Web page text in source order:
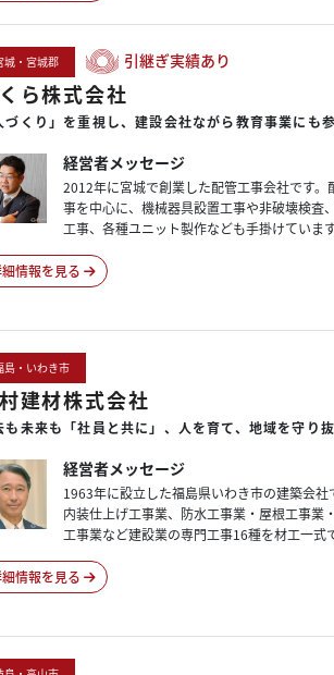
城・宮城郡 引継ぎ実績あり
ら株式会社
づくり」を重視し、建設会社ながら教育事業にも
経営者メッセージ
2012年に宮城で創業した配管工事会社です。
事を中心に、機械器具設置工事や非破壊検査
工事、各種ユニット製作なども手掛けていま
情報を見る
島・いわき市
建材株式会社
も未来も 「社員と共に」、 人を育て、 地域を守り
経営者メッセージ
1963年に設立した福島県いわき市の建築会社
内装仕上げ工事業、防水工事業・屋根工事業
工事業など建設業の専門工事16種を材工一式
情報を見る